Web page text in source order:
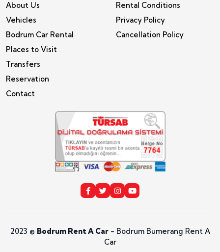
About Us
Vehicles
Bodrum Car Rental
Places to Visit
Transfers
Reservation
Contact
Rental Conditions
Privacy Policy
Cancellation Policy
2023 © Bodrum Rent A Car- Bodrum Bumerang Rent A
Car